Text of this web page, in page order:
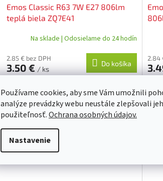
Používame cookies, aby sme Vám umožnili
analýze prevádzky webu neustále zlepšovali
použiteľnosť.Ochrana osobných údajov.
Nastavenie
Emos Classic R63 7W E27 806lm
teplá biela ZQ7E41
Na sklade | Odosielame do 24 hodín
2.85 € bez DPH
3.50 €/ ks
Do košíka
LED žiarovka Classic R63 7W E27 teplá biela
2.84
(60
Kód:559